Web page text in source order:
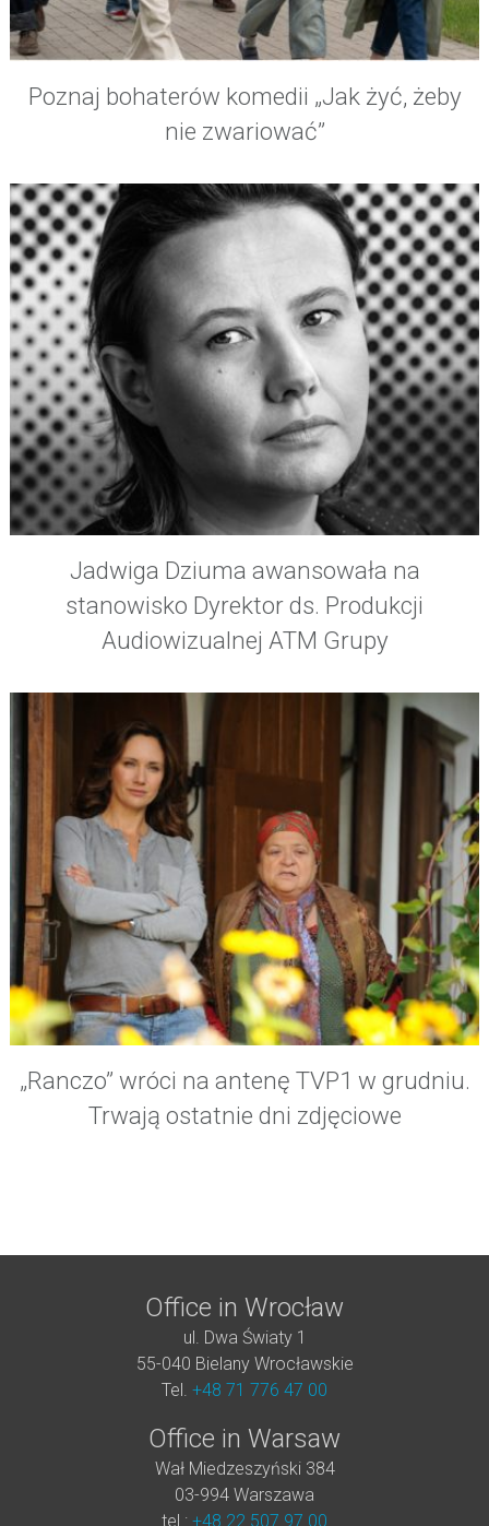
Poznaj bohaterów komedii „Jak żyć, żeby
nie zwariować”
Jadwiga Dziuma awansowała na
stanowisko Dyrektor ds. Produkcji
Audiowizualnej ATM Grupy
„Ranczo” wróci na antenę TVP1 w grudniu.
Trwają ostatnie dni zdjęciowe
Office in Wrocław
ul. Dwa Światy 1
55-040 Bielany Wrocławskie
Tel. +48 71 776 47 00
Office in Warsaw
Wał Miedzeszyński 384
03-994 Warszawa
tel.: +48 22 507 97 00